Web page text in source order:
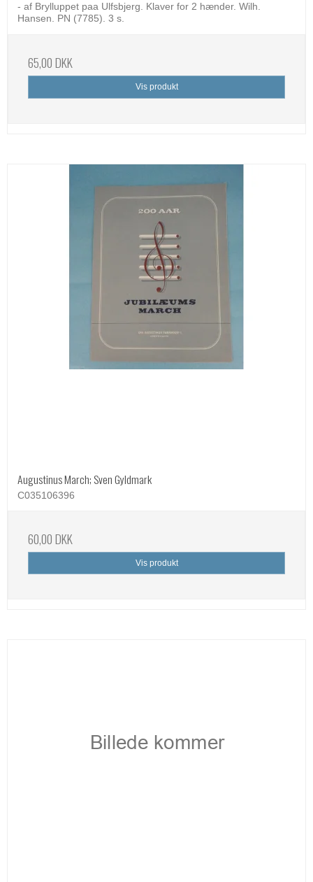
- af Brylluppet paa Ulfsbjerg. Klaver for 2 hænder. Wilh.
Hansen. PN (7785). 3 s.
65,00 DKK
Vis produkt
Augustinus March; Sven Gyldmark
C035106396
60,00 DKK
Vis produkt